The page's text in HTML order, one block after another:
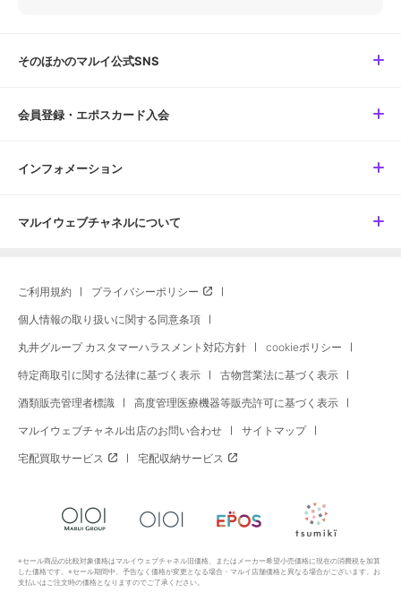
そのほかのマルイ公式SNS
会員登録・エポスカード入会
インフォメーション
マルイウェブチャネルについて
ご利用規約 プライバシーポリシー
個人情報の取り扱いに関する同意条項
丸井グループ カスタマーハラスメント対応方針 cookieポリシー
特定商取引に関する法律に基づく表示 古物営業法に基づく表示
酒類販売管理者標識 高度管理医療機器等販売許可に基づく表示
マルイウェブチャネル出店のお問い合わせ サイトマップ
宅配買取サービス 宅配収納サービス
※セール商品の比較対象価格はマルイウェブチャネル旧価格、またはメーカー希望小売価格に現在の消費税を加算
した価格です。※セール期間中、予告なく価格が変更となる場合・マルイ店舗価格と異なる場合がございます。お
支払いはご注文時の価格となりますのでご了承ください。